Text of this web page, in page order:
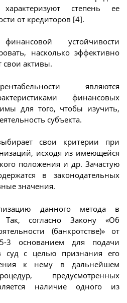
степень ее
от кредиторов [4].
устойчивости
насколько эффективно
свои активы.
являются
финансовых
для того, чтобы изучить,
субъекта.
свои критерии при
исходя из имеющейся
положения и др. Зачастую
в законодательных
значения.
данного метода в
Так, согласно Закону «Об
(банкротстве)» от
основанием для подачи
суд с целью признания его
к нему в дальнейшем
предусмотренных
наличие одного из